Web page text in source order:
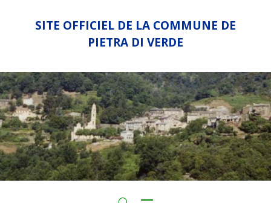
SITE OFFICIEL DE LA COMMUNE DE
PIETRA DI VERDE